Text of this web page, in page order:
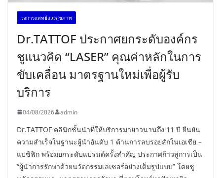
วงการแพทย์และสุขภาพ
Dr.TATTOF ประกาศยกระดับองค์กร
ชูแนวคิด “LASER” คุณค่าหลักในการ
ขับเคลื่อน มาตรฐานใหม่เพื่อผู้รับ
บริการ
04/08/2026 admin
Dr.TATTOF คลินิกชั้นนำที่ให้บริการมายาวนานถึง 11 ปี ยืนยัน
ความสำเร็จในฐานะผู้นำอันดับ 1 ด้านการลบรอยสักในเอเชีย –
แปซิฟิก พร้อมยกระดับแบรนด์ครั้งสำคัญ ประกาศก้าวสู่การเป็น
“ผู้นำการรักษาด้วยนวัตกรรมเลเซอร์อย่างเต็มรูปแบบ” โดยชู